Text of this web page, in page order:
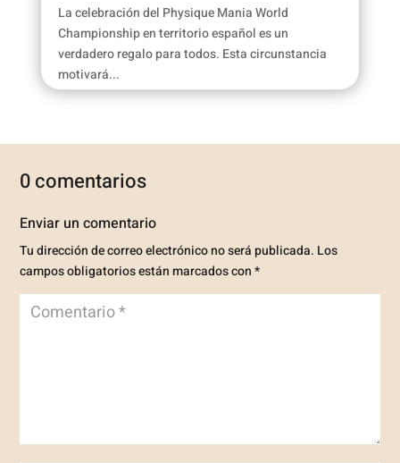
La celebración del Physique Mania World
Championship en territorio español es un
verdadero regalo para todos. Esta circunstancia
motivará...
0 comentarios
Enviar un comentario
Tu dirección de correo electrónico no será publicada. Los
campos obligatorios están marcados con*